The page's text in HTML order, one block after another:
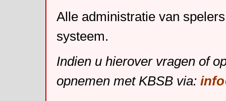
Alle administratie van
systeem.
Indien u hierover vragen of
opnemen met KBSB via: